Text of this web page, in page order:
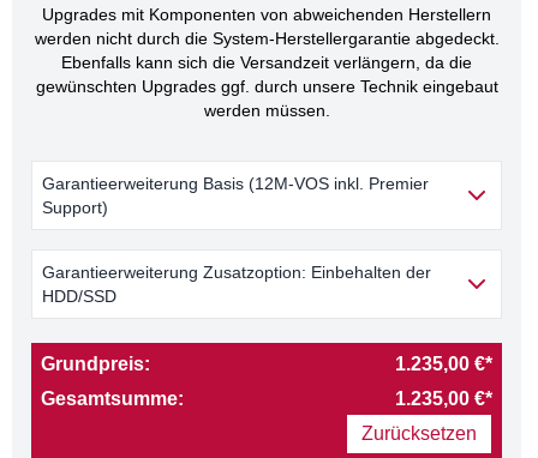
Upgrades mit Komponenten von abweichenden Herstellern
werden nicht durch die System-Herstellergarantie abgedeckt.
Ebenfalls kann sich die Versandzeit verlängern, da die
gewünschten Upgrades ggf. durch unsere Technik eingebaut
werden müssen.
Garantieerweiterung Basis (12M-VOS inkl. Premier
Support)
Garantieerweiterung Zusatzoption: Einbehalten der
HDD/SSD
Grundpreis:
1.235,00 €*
Gesamtsumme:
1.235,00 €*
Zurücksetzen